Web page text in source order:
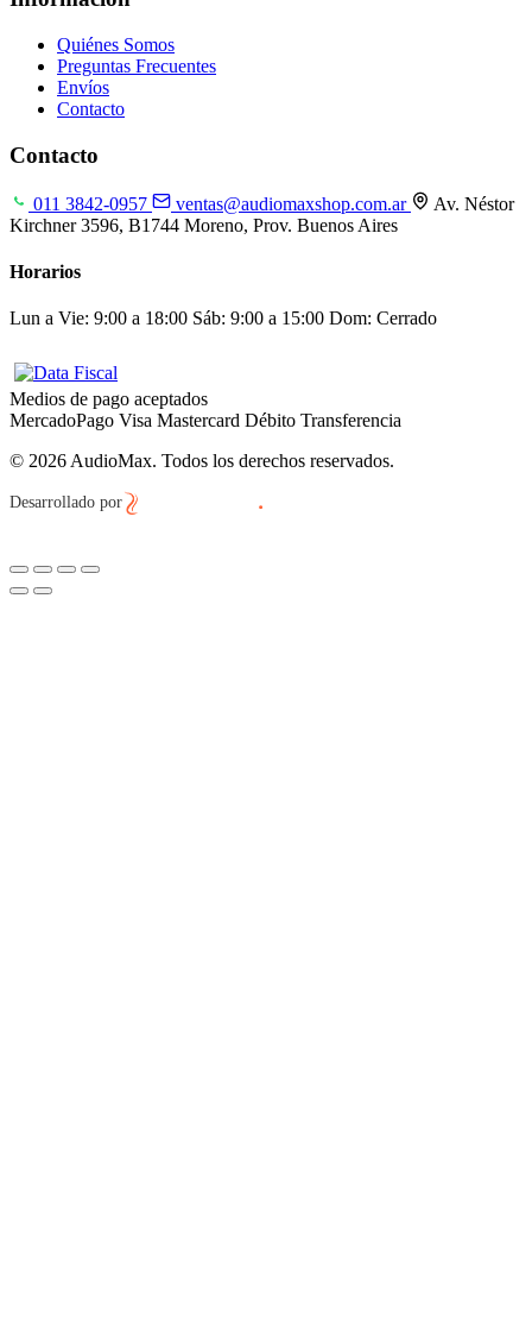
Quiénes Somos
Preguntas Frecuentes
Envíos
Contacto
Contacto
011 3842-0957 ventas@audiomaxshop.com.ar
Av. Néstor
Kirchner 3596, B1744 Moreno, Prov. Buenos Aires
Horarios
Lun a Vie: 9:00 a 18:00 Sáb: 9:00 a 15:00 Dom: Cerrado
Medios de pago aceptados
MercadoPago Visa Mastercard Débito Transferencia
© 2026 AudioMax. Todos los derechos reservados.
Desarrollado por